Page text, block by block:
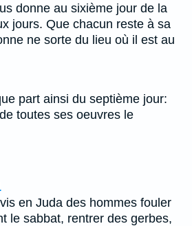
donne au sixième jour de la
jours. Que chacun reste à sa
ne sorte du lieu où il est au
part ainsi du septième jour:
toutes ses oeuvres le
en Juda des hommes fouler
le sabbat, rentrer des gerbes,